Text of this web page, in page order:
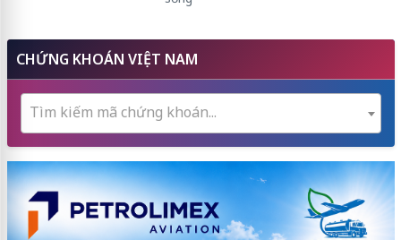
CHỨNG KHOÁN VIỆT NAM
Tìm kiếm mã chứng khoán...